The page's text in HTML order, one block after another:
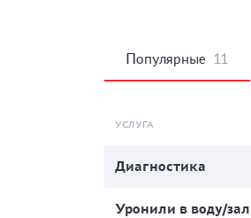
Популярные 11
УСЛУГА
Диагностика
Уронили в воду/